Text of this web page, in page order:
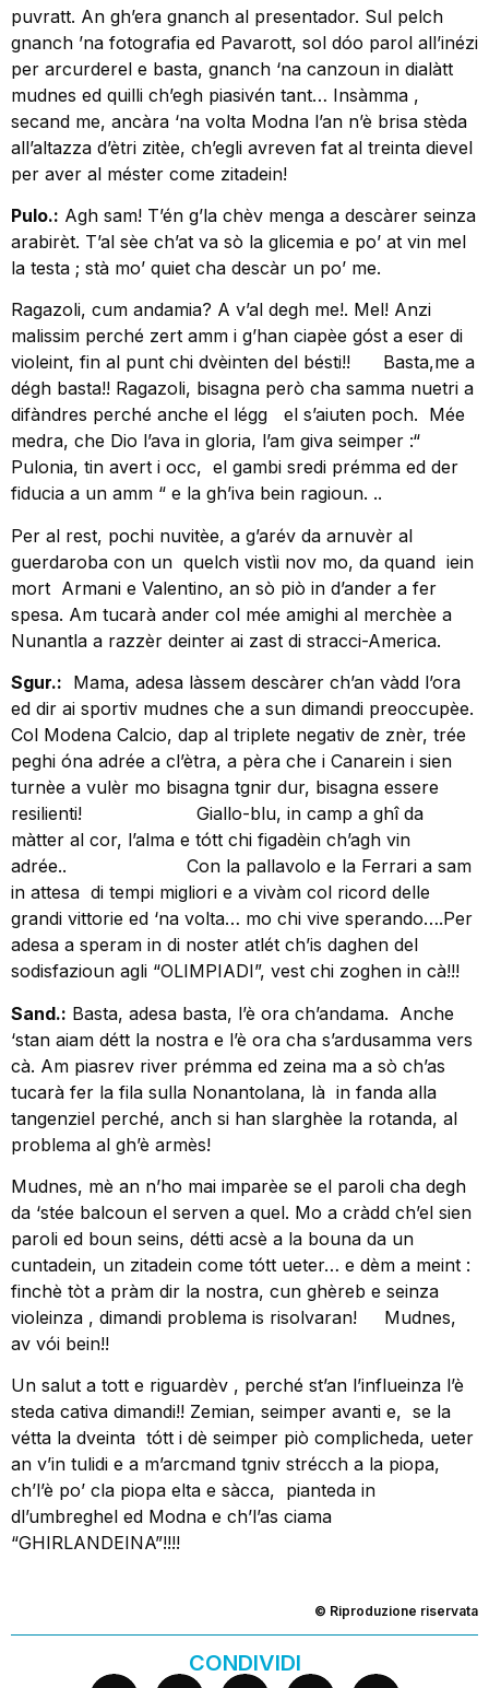
puvratt. An gh’era gnanch al presentador. Sul pelch
gnanch ’na fotografia ed Pavarott, sol dóo parol all’inézi
per arcurderel e basta, gnanch ‘na canzoun in dialàtt
mudnes ed quilli ch’egh piasivén tant… Insàmma ,
secand me, ancàra ‘na volta Modna l’an n’è brisa stèda
all’altazza d’ètri zitèe, ch’egli avreven fat al treinta dievel
per aver al méster come zitadein!
Pulo.: Agh sam! T’én g’la chèv menga a descàrer seinza
arabirèt. T’al sèe ch’at va sò la glicemia e po’ at vin mel
la testa ; stà mo’ quiet cha descàr un po’ me.
Ragazoli, cum andamia? A v’al degh me!. Mel! Anzi
malissim perché zert amm i g’han ciapèe góst a eser di
violeint, fin al punt chi dvèinten del bésti!! Basta,me a
dégh basta!! Ragazoli, bisagna però cha samma nuetri a
difàndres perché anche el légg el s’aiuten poch. Mée
medra, che Dio l’ava in gloria, l’am giva seimper :“
Pulonia, tin avert i occ, el gambi sredi prémma ed der
fiducia a un amm “ e la gh’iva bein ragioun. ..
Per al rest, pochi nuvitèe, a g’arév da arnuvèr al
guerdaroba con un quelch vistìi nov mo, da quand iein
mort Armani e Valentino, an sò piò in d’ander a fer
spesa. Am tucarà ander col mée amighi al merchèe a
Nunantla a razzèr deinter ai zast di stracci-America.
Sgur.: Mama, adesa làssem descàrer ch’an vàdd l’ora
ed dir ai sportiv mudnes che a sun dimandi preoccupèe.
Col Modena Calcio, dap al triplete negativ de znèr, trée
peghi óna adrée a cl’ètra, a pèra che i Canarein i sien
turnèe a vulèr mo bisagna tgnir dur, bisagna essere
resilienti! Giallo-blu, in camp a ghî da
màtter al cor, l’alma e tótt chi figadèin ch’agh vin
adrée.. Con la pallavolo e la Ferrari a sam
in attesa di tempi migliori e a vivàm col ricord delle
grandi vittorie ed ‘na volta… mo chi vive sperando….Per
adesa a speram in di noster atlét ch’is daghen del
sodisfazioun agli “OLIMPIADI”, vest chi zoghen in cà!!!
Sand.: Basta, adesa basta, l’è ora ch’andama. Anche
‘stan aiam détt la nostra e l’è ora cha s’ardusamma vers
cà. Am piasrev river prémma ed zeina ma a sò ch’as
tucarà fer la fila sulla Nonantolana, là in fanda alla
tangenziel perché, anch si han slarghèe la rotanda, al
problema al gh’è armès!
Mudnes, mè an n’ho mai imparèe se el paroli cha degh
da ‘stée balcoun el serven a quel. Mo a cràdd ch’el sien
paroli ed boun seins, détti acsè a la bouna da un
cuntadein, un zitadein come tótt ueter… e dèm a meint :
finchè tòt a pràm dir la nostra, cun ghèreb e seinza
violeinza , dimandi problema is risolvaran! Mudnes,
av vói bein!!
Un salut a tott e riguardèv , perché st’an l’influeinza l’è
steda cativa dimandi!! Zemian, seimper avanti e, se la
vétta la dveinta tótt i dè seimper piò complicheda, ueter
an v’in tulidi e a m’arcmand tgniv strécch a la piopa,
ch’l’è po’ cla piopa elta e sàcca, pianteda in
dl’umbreghel ed Modna e ch’l’as ciama
“GHIRLANDEINA”!!!!
© Riproduzione riservata
CONDIVIDI